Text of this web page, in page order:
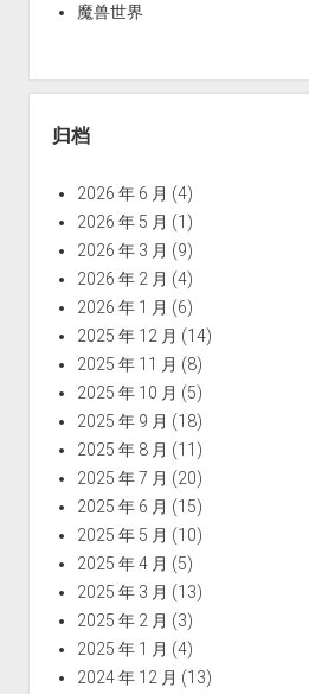
魔兽世界
归档
2026 年 6 月 (4)
2026 年 5 月 (1)
2026 年 3 月 (9)
2026 年 2 月 (4)
2026 年 1 月 (6)
2025 年 12 月 (14)
2025 年 11 月 (8)
2025 年 10 月 (5)
2025 年 9 月 (18)
2025 年 8 月 (11)
2025 年 7 月 (20)
2025 年 6 月 (15)
2025 年 5 月 (10)
2025 年 4 月 (5)
2025 年 3 月 (13)
2025 年 2 月 (3)
2025 年 1 月 (4)
2024 年 12 月 (13)